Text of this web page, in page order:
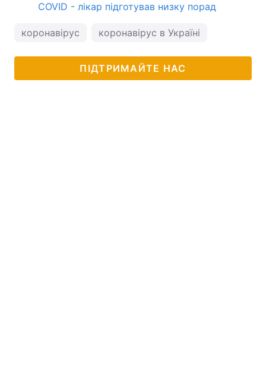
COVID - лікар підготував низку порад
коронавірус коронавірус в Україні
ПІДТРИМАЙТЕ НАС